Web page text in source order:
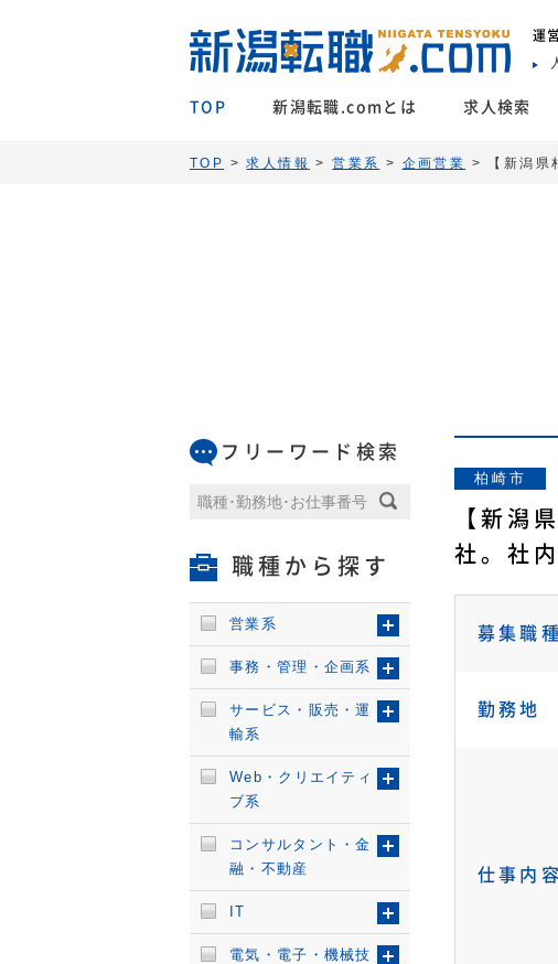
運
TOP 新潟転職.comとは 求人検索
TOP >求人情報 >営業系 > 企画営業 > 【新潟
柏崎市
【新潟
社。社
募集職種
勤務地
仕事内容
フリーワード検索
職種から探す
営業系
事務・管理・企画系
サービス・販売・運
輸系
Web・クリエイティ
ブ系
コンサルタント・金
融・不動産
IT
電気・電子・機械技